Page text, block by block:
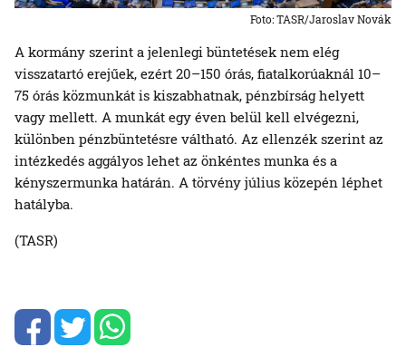
Foto: TASR/Jaroslav Novák
A kormány szerint a jelenlegi büntetések nem elég
visszatartó erejűek, ezért 20–150 órás, fiatalkorúaknál 10–
75 órás közmunkát is kiszabhatnak, pénzbírság helyett
vagy mellett. A munkát egy éven belül kell elvégezni,
különben pénzbüntetésre váltható. Az ellenzék szerint az
intézkedés aggályos lehet az önkéntes munka és a
kényszermunka határán. A törvény július közepén léphet
hatályba.
(TASR)